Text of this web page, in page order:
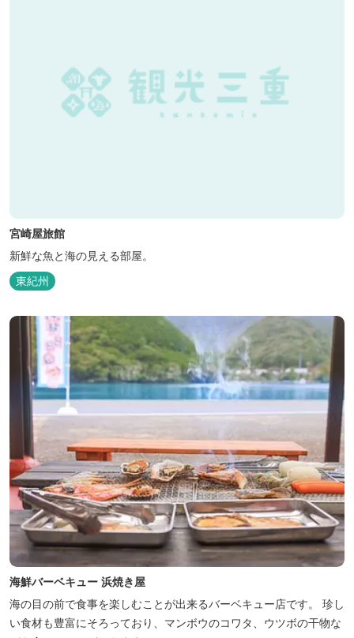
宮崎屋旅館
新鮮な魚と海の見える部屋。
東紀州
海鮮バーベキュー 浜焼き屋
海の目の前で食事を楽しむことが出来るバーベキュー店です。 珍し
い食材も豊富にそろっており、マンボウのコワタ、ウツボの干物な